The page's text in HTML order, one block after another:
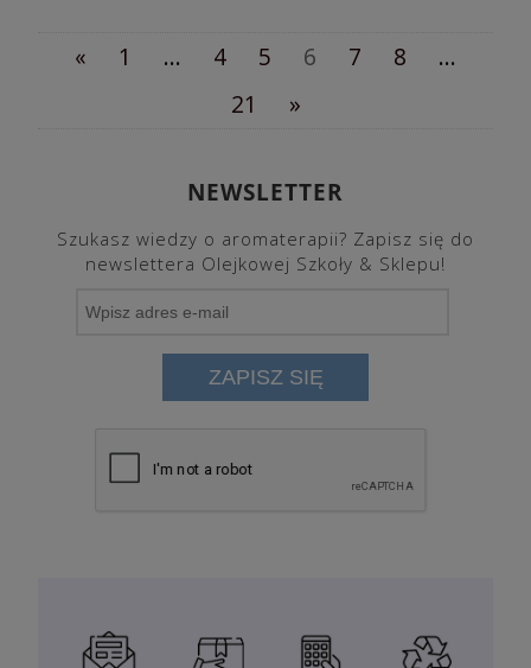
« 1 ... 4 5 6 7 8
...
21
»
NEWSLETTER
Szukasz wiedzy o aromaterapii? Zapisz się do
newslettera Olejkowej Szkoły & Sklepu!
ZAPISZ SIĘ